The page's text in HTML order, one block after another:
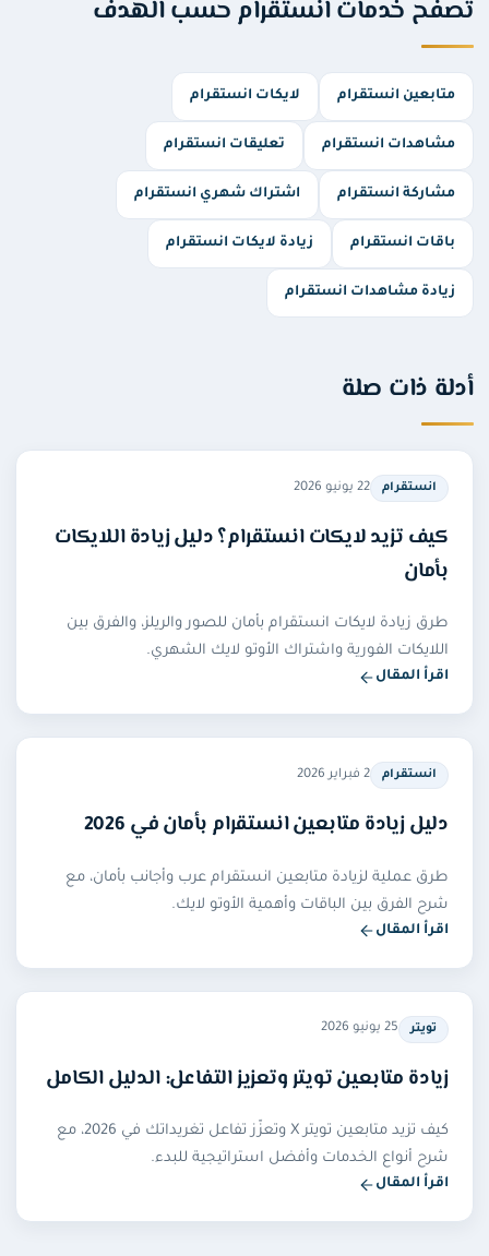
تصفّح خدمات انستقرام حسب الهدف
متابعين انستقرام لايكات انستقرام
مشاهدات انستقرام تعليقات انستقرام
مشاركة انستقرام اشتراك شهري انستقرام
باقات انستقرام زيادة لايكات انستقرام
زيادة مشاهدات انستقرام
أدلة ذات صلة
انستقرام 22 يونيو 2026
كيف تزيد لايكات انستقرام؟ دليل زيادة اللايكات
بأمان
طرق زيادة لايكات انستقرام بأمان للصور والريلز، والفرق بين
اللايكات الفورية واشتراك الأوتو لايك الشهري.
اقرأ المقال
انستقرام 2 فبراير 2026
دليل زيادة متابعين انستقرام بأمان في 2026
طرق عملية لزيادة متابعين انستقرام عرب وأجانب بأمان، مع
شرح الفرق بين الباقات وأهمية الأوتو لايك.
اقرأ المقال
تويتر 25 يونيو 2026
زيادة متابعين تويتر وتعزيز التفاعل: الدليل الكامل
كيف تزيد متابعين تويتر X وتعزّز تفاعل تغريداتك في 2026، مع
شرح أنواع الخدمات وأفضل استراتيجية للبدء.
اقرأ المقال